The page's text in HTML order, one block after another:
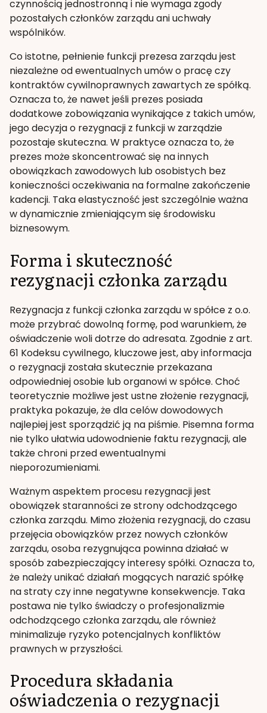
czynnością jednostronną i nie wymaga zgody
pozostałych członków zarządu ani uchwały
wspólników.
Co istotne, pełnienie funkcji prezesa zarządu jest
niezależne od ewentualnych umów o pracę czy
kontraktów cywilnoprawnych zawartych ze spółką.
Oznacza to, że nawet jeśli prezes posiada
dodatkowe zobowiązania wynikające z takich umów,
jego decyzja o rezygnacji z funkcji w zarządzie
pozostaje skuteczna. W praktyce oznacza to, że
prezes może skoncentrować się na innych
obowiązkach zawodowych lub osobistych bez
konieczności oczekiwania na formalne zakończenie
kadencji. Taka elastyczność jest szczególnie ważna
w dynamicznie zmieniającym się środowisku
biznesowym.
Forma i skuteczność
rezygnacji członka zarządu
Rezygnacja z funkcji członka zarządu w spółce z o.o.
może przybrać dowolną formę, pod warunkiem, że
oświadczenie woli dotrze do adresata. Zgodnie z art.
61 Kodeksu cywilnego, kluczowe jest, aby informacja
o rezygnacji została skutecznie przekazana
odpowiedniej osobie lub organowi w spółce. Choć
teoretycznie możliwe jest ustne złożenie rezygnacji,
praktyka pokazuje, że dla celów dowodowych
najlepiej jest sporządzić ją na piśmie. Pisemna forma
nie tylko ułatwia udowodnienie faktu rezygnacji, ale
także chroni przed ewentualnymi
nieporozumieniami.
Ważnym aspektem procesu rezygnacji jest
obowiązek staranności ze strony odchodzącego
członka zarządu. Mimo złożenia rezygnacji, do czasu
przejęcia obowiązków przez nowych członków
zarządu, osoba rezygnująca powinna działać w
sposób zabezpieczający interesy spółki. Oznacza to,
że należy unikać działań mogących narazić spółkę
na straty czy inne negatywne konsekwencje. Taka
postawa nie tylko świadczy o profesjonalizmie
odchodzącego członka zarządu, ale również
minimalizuje ryzyko potencjalnych konfliktów
prawnych w przyszłości.
Procedura składania
oświadczenia o rezygnacji